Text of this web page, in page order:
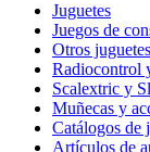
Juguetes
Juegos de
Otros juguetes
Radiocontrol
Scalextric y
Muñecas y
Catálogos de
Artículos de